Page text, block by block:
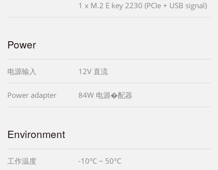
1 x M.2 E key 2230 (PCIe + USB signal)
Power
电源输入 12V 直流
Power adapter 84W 电源�配器
Environment
工作温度 -10°C ~ 50°C